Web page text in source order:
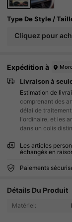
Type De Style /
Cliquez pour
Expédition à
Livraison à
Estimation de
comprenant des
délai de
l'ordinaire, et les
dans un colis
Les articles
échangés en
Paiements
Détails Du Produit
Matériel: